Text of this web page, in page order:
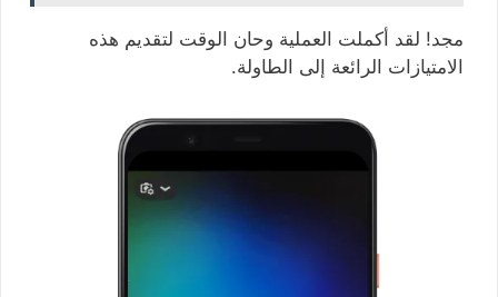
مجد! لقد أكملت العملية وحان الوقت لتقديم هذه
الامتيازات الرائعة إلى الطاولة.